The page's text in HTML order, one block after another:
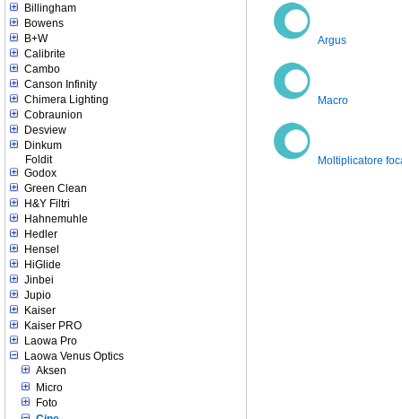
Billingham
Bowens
B+W
Calibrite
Cambo
Canson Infinity
Chimera Lighting
Cobraunion
Desview
Dinkum
Foldit
Godox
Green Clean
H&Y Filtri
Hahnemuhle
Hedler
Hensel
HiGlide
Jinbei
Jupio
Kaiser
Kaiser PRO
Laowa Pro
Laowa Venus Optics
Aksen
Micro
Foto
Argus
Macro
Moltiplicatore